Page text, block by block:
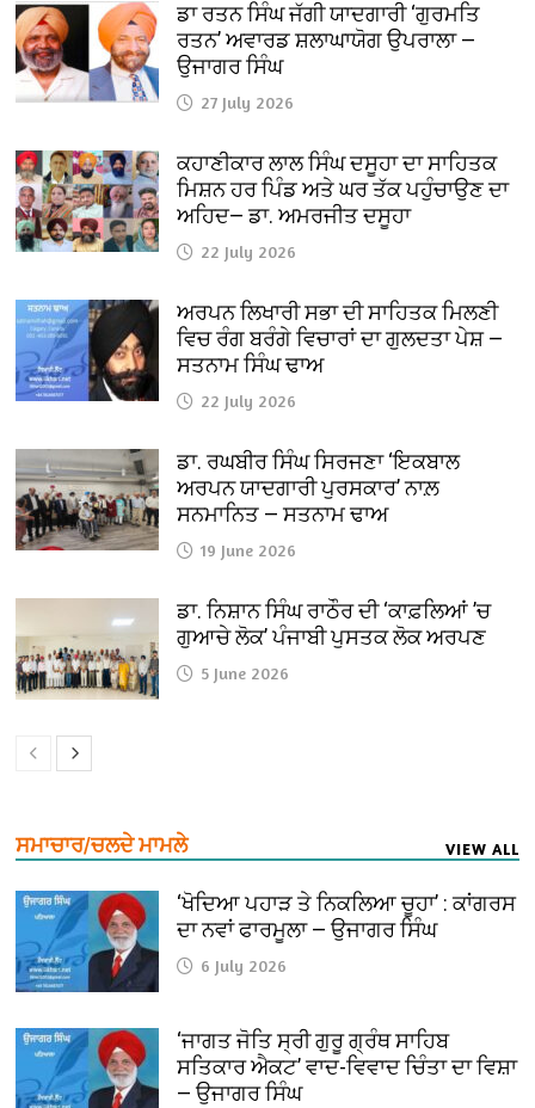
ਡਾ ਰਤਨ ਸਿੰਘ ਜੱਗੀ ਯਾਦਗਾਰੀ ‘ਗੁਰਮਤਿ
ਰਤਨ’ ਅਵਾਰਡ ਸ਼ਲਾਘਾਯੋਗ ਉਪਰਾਲਾ —
ਉਜਾਗਰ ਸਿੰਘ
27 July 2026
ਕਹਾਣੀਕਾਰ ਲਾਲ ਸਿੰਘ ਦਸੂਹਾ ਦਾ ਸਾਹਿਤਕ
ਮਿਸ਼ਨ ਹਰ ਪਿੰਡ ਅਤੇ ਘਰ ਤੱਕ ਪਹੁੰਚਾਉਣ ਦਾ
ਅਹਿਦ— ਡਾ. ਅਮਰਜੀਤ ਦਸੂਹਾ
22 July 2026
ਅਰਪਨ ਲਿਖਾਰੀ ਸਭਾ ਦੀ ਸਾਹਿਤਕ ਮਿਲਣੀ
ਵਿਚ ਰੰਗ ਬਰੰਗੇ ਵਿਚਾਰਾਂ ਦਾ ਗੁਲਦਤਾ ਪੇਸ਼ —
ਸਤਨਾਮ ਸਿੰਘ ਢਾਅ
22 July 2026
ਡਾ. ਰਘਬੀਰ ਸਿੰਘ ਸਿਰਜਣਾ ‘ਇਕਬਾਲ
ਅਰਪਨ ਯਾਦਗਾਰੀ ਪੁਰਸਕਾਰ’ ਨਾਲ਼
ਸਨਮਾਨਿਤ — ਸਤਨਾਮ ਢਾਅ
19 June 2026
ਡਾ. ਨਿਸ਼ਾਨ ਸਿੰਘ ਰਾਠੌਰ ਦੀ ‘ਕਾਫ਼ਲਿਆਂ ’ਚ
ਗੁਆਚੇ ਲੋਕ’ ਪੰਜਾਬੀ ਪੁਸਤਕ ਲੋਕ ਅਰਪਣ
5 June 2026
ਸਮਾਚਾਰ/ਚਲਦੇ ਮਾਮਲੇ VIEW ALL
‘ਖੋਦਿਆ ਪਹਾੜ ਤੇ ਨਿਕਲਿਆ ਚੂਹਾ’ : ਕਾਂਗਰਸ
ਦਾ ਨਵਾਂ ਫਾਰਮੂਲਾ — ਉਜਾਗਰ ਸਿੰਘ
6 July 2026
‘ਜਾਗਤ ਜੋਤਿ ਸ੍ਰੀ ਗੁਰੂ ਗ੍ਰੰਥ ਸਾਹਿਬ
ਸਤਿਕਾਰ ਐਕਟ’ ਵਾਦ-ਵਿਵਾਦ ਚਿੰਤਾ ਦਾ ਵਿਸ਼ਾ
— ਉਜਾਗਰ ਸਿੰਘ